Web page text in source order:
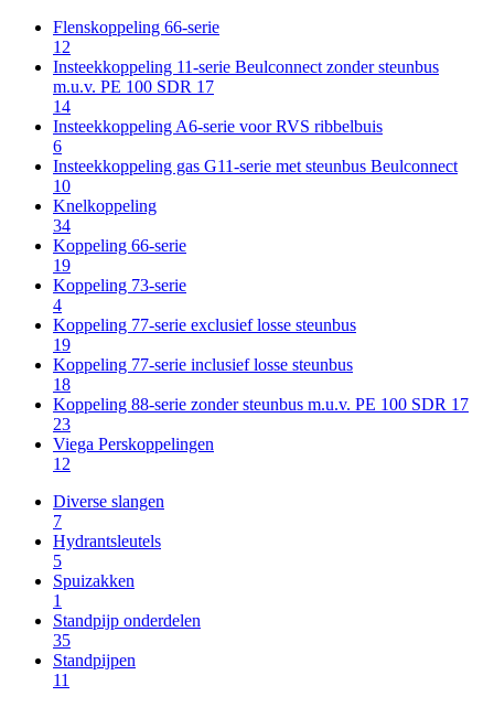
Flenskoppeling 66-serie
12
Insteekkoppeling 11-serie Beulconnect zonder steunbus
m.u.v. PE 100 SDR 17
14
Insteekkoppeling A6-serie voor RVS ribbelbuis
6
Insteekkoppeling gas G11-serie met steunbus Beulconnect
10
Knelkoppeling
34
Koppeling 66-serie
19
Koppeling 73-serie
4
Koppeling 77-serie exclusief losse steunbus
19
Koppeling 77-serie inclusief losse steunbus
18
Koppeling 88-serie zonder steunbus m.u.v. PE 100 SDR 17
23
Viega Perskoppelingen
12
Diverse slangen
7
Hydrantsleutels
5
Spuizakken
1
Standpijp onderdelen
35
Standpijpen
11